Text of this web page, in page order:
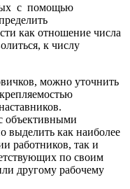
с помощью
как отношение числа
к числу
можно уточнить
объективными
выделить как наиболее
работников, так и
по своим
другому рабочему